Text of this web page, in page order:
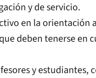
y de servicio.
en la orientación
deben tenerse en
y estudiantes,